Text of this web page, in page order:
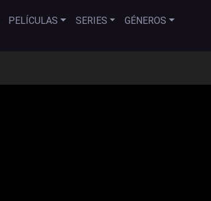
PELÍCULAS SERIES GÉNEROS